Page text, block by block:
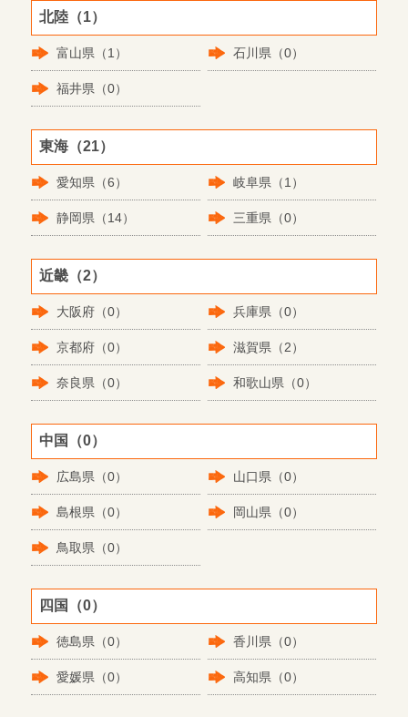
北陸（1）
富山県（1） 石川県（0）
福井県（0）
東海（21）
愛知県（6） 岐阜県（1）
静岡県（14） 三重県（0）
近畿（2）
大阪府（0） 兵庫県（0）
京都府（0） 滋賀県（2）
奈良県（0） 和歌山県（0）
中国（0）
広島県（0） 山口県（0）
島根県（0） 岡山県（0）
鳥取県（0）
四国（0）
徳島県（0） 香川県（0）
愛媛県（0） 高知県（0）